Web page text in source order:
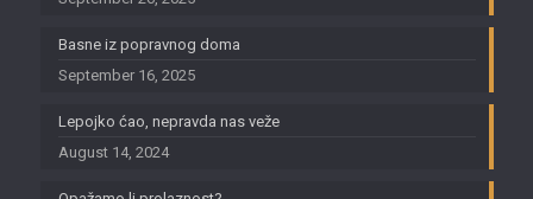
Basne iz popravnog doma
September 16, 2025
Lepojko ćao, nepravda nas veže
August 14, 2024